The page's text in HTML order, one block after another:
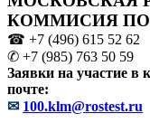
КОММИСИЯ ПО
☎ +7 (496) 615 52 62
✆ +7 (985) 763 50 59
Заявки на участие в
почте:
✉ 100.klm@rostest.ru